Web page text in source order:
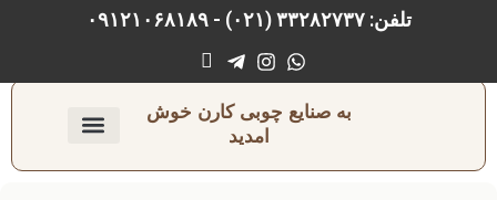
محتوا
تلفن: ۳۳۲۸۲۷۳۷ (۰۲۱) - ۰۹۱۲۱۰۶۸۱۸۹
به صنایع چوبی کارن خوش
امدید